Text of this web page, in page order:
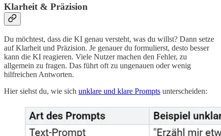
Klarheit & Präzision
Du möchtest, dass die KI genau versteht, was du willst? Dann setze
auf Klarheit und Präzision. Je genauer du formulierst, desto besser
kann die KI reagieren. Viele Nutzer machen den Fehler, zu
allgemein zu fragen. Das führt oft zu ungenauen oder wenig
hilfreichen Antworten.
Hier siehst du, wie sich unklare und klare Prompts unterscheiden: